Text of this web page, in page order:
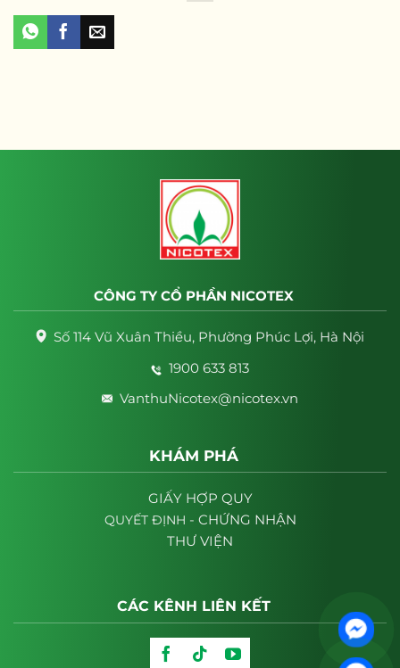
CÔNG TY CỔ PHẦN NICOTEX
Số 114 Vũ Xuân Thiều, Phường Phúc Lợi, Hà Nội
1900 633 813
VanthuNicotex@nicotex.vn
KHÁM PHÁ
GIẤY HỢP QUY
QUYẾT ĐỊNH - CHỨNG NHẬN
THƯ VIỆN
CÁC KÊNH LIÊN KẾT